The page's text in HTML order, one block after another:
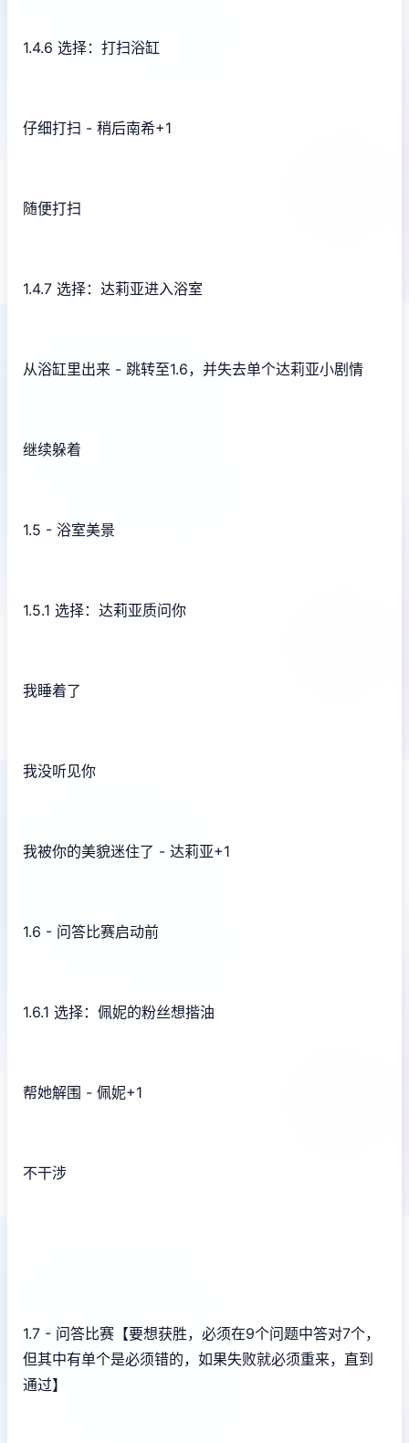
1.4.6 选择：打扫浴缸
仔细打扫 - 稍后南希+1
随便打扫
1.4.7 选择：达莉亚进入浴室
从浴缸里出来 - 跳转至1.6，并失去单个达莉亚小剧情
继续躲着
1.5 - 浴室美景
1.5.1 选择：达莉亚质问你
我睡着了
我没听见你
我被你的美貌迷住了 - 达莉亚+1
1.6 - 问答比赛启动前
1.6.1 选择：佩妮的粉丝想揩油
帮她解围 - 佩妮+1
不干涉
1.7 - 问答比赛【要想获胜，必须在9个问题中答对7个，
但其中有单个是必须错的，如果失败就必须重来，直到
通过】